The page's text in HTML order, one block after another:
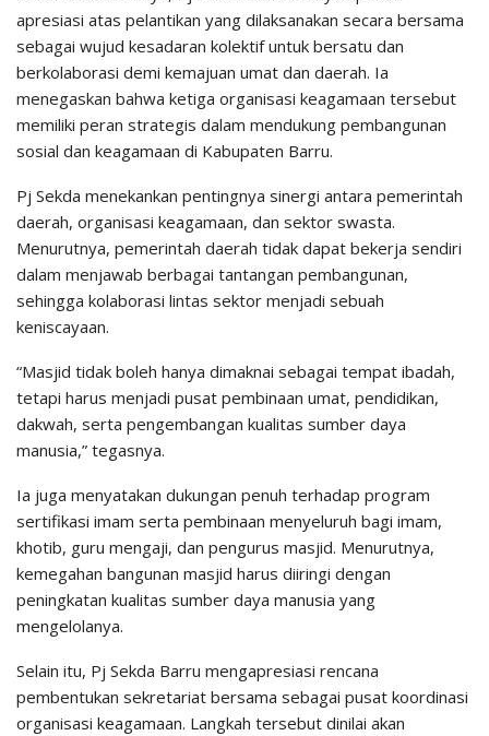
apresiasi atas pelantikan yang dilaksanakan secara bersama
sebagai wujud kesadaran kolektif untuk bersatu dan
berkolaborasi demi kemajuan umat dan daerah. Ia
menegaskan bahwa ketiga organisasi keagamaan tersebut
memiliki peran strategis dalam mendukung pembangunan
sosial dan keagamaan di Kabupaten Barru.
Pj Sekda menekankan pentingnya sinergi antara pemerintah
daerah, organisasi keagamaan, dan sektor swasta.
Menurutnya, pemerintah daerah tidak dapat bekerja sendiri
dalam menjawab berbagai tantangan pembangunan,
sehingga kolaborasi lintas sektor menjadi sebuah
keniscayaan.
“Masjid tidak boleh hanya dimaknai sebagai tempat ibadah,
tetapi harus menjadi pusat pembinaan umat, pendidikan,
dakwah, serta pengembangan kualitas sumber daya
manusia,” tegasnya.
Ia juga menyatakan dukungan penuh terhadap program
sertifikasi imam serta pembinaan menyeluruh bagi imam,
khotib, guru mengaji, dan pengurus masjid. Menurutnya,
kemegahan bangunan masjid harus diiringi dengan
peningkatan kualitas sumber daya manusia yang
mengelolanya.
Selain itu, Pj Sekda Barru mengapresiasi rencana
pembentukan sekretariat bersama sebagai pusat koordinasi
organisasi keagamaan. Langkah tersebut dinilai akan